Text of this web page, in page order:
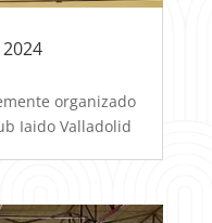
organizado
Iaido Valladolid